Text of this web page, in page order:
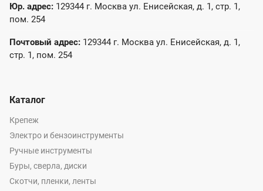
Юр. адрес: 129344 г. Москва ул. Енисейская, д. 1, стр. 1,
пом. 254
Почтовый адрес: 129344 г. Москва ул. Енисейская, д. 1,
стр. 1, пом. 254
Каталог
Крепеж
Электро и бензоинструменты
Ручные инструменты
Буры, сверла, диски
Скотчи, пленки, ленты